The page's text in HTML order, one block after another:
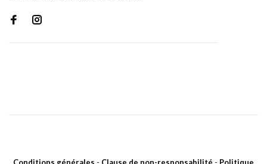
Conditions générales - Clause de non-responsabilité - Politique